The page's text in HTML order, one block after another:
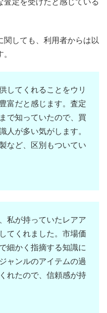
関しても、利用者からは以
してくれることをウリ
富だと感じます。査定
で知っていたので、買
人が多い気がします。
など、区別もついてい
私が持っていたレアア
てくれました。市場価
細かく指摘する知識に
ャンルのアイテムの過
れたので、信頼感が持